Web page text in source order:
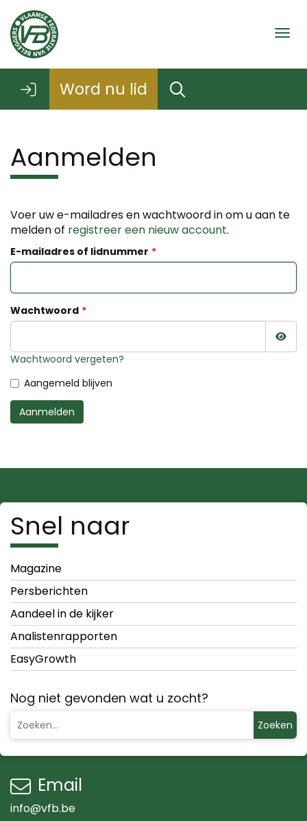
Word nu lid
Aanmelden
Voer uw e-mailadres en wachtwoord in om u aan te
melden of registreer een nieuw account.
E-mailadres of lidnummer
Wachtwoord
Wachtwoord vergeten?
Aangemeld blijven
Aanmelden
Snel naar
Magazine
Persberichten
Aandeel in de kijker
Analistenrapporten
EasyGrowth
Nog niet gevonden wat u zocht?
Zoeken
Email
info@vfb.be